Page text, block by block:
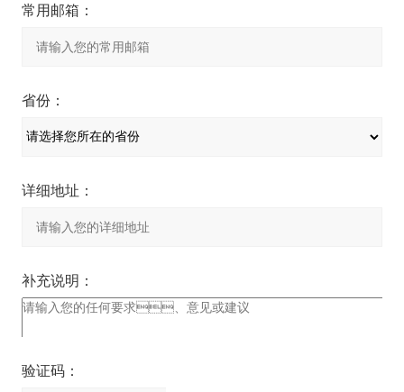
常用邮箱：
省份：
详细地址：
补充说明：
验证码：